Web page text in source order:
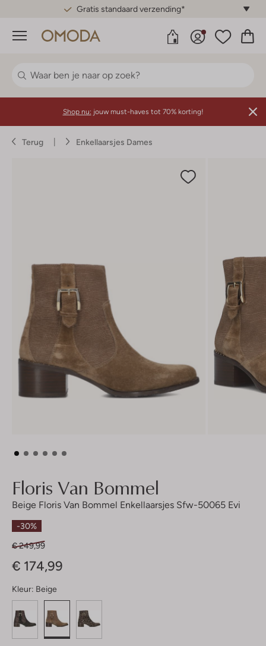
Gratis standaard verzending*
Menu
Shop nu: jouw must-haves tot 70% korting!
Terug Enkellaarsjes Dames
Floris Van Bommel
Beige Floris Van Bommel Enkellaarsjes Sfw-50065 Evi
-30%
€ 249,99
€ 174,99
Kleur: Beige